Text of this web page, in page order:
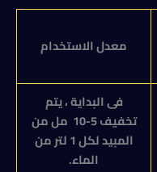
معدل الاستخدام
فى البداية ، يتم
تخفيف 5-10 مل من
المبيد لكل 1 لتر من
الماء.